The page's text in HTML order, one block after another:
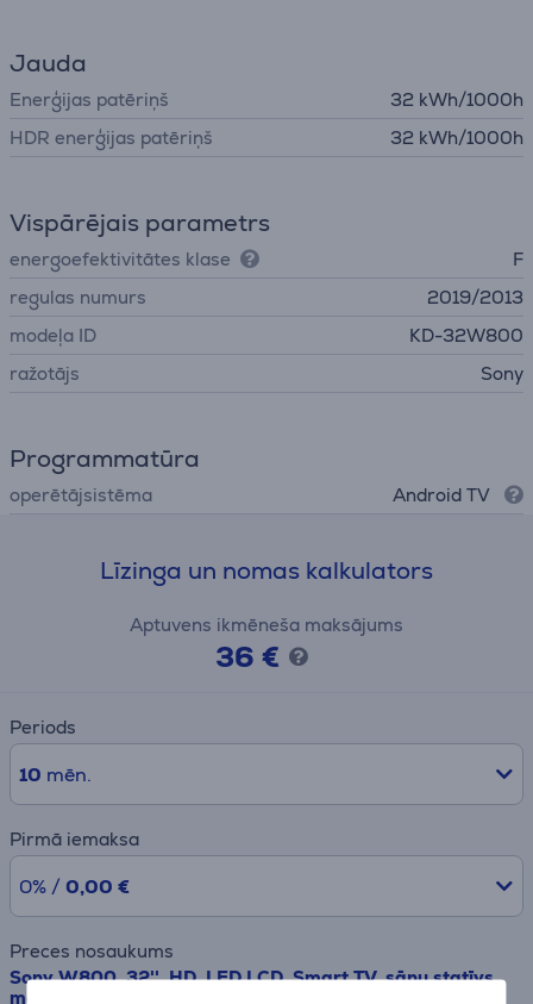
Jauda
Enerģijas patēriņš
32 kWh/1000h
HDR enerģijas patēriņš
32 kWh/1000h
Vispārējais parametrs
energoefektivitātes klase
F
regulas numurs
2019/2013
modeļa ID
KD-32W800
ražotājs
Sony
Programmatūra
operētājsistēma Android TV
Līzinga un nomas kalkulators
Aptuvens ikmēneša maksājums
36 €
Periods
10 mēn.
Pirmā iemaksa
0% / 0,00 €
Preces nosaukums
Sony W800, 32'', HD, LED LCD, Smart TV, sānu statīvs,
melna - Televizors